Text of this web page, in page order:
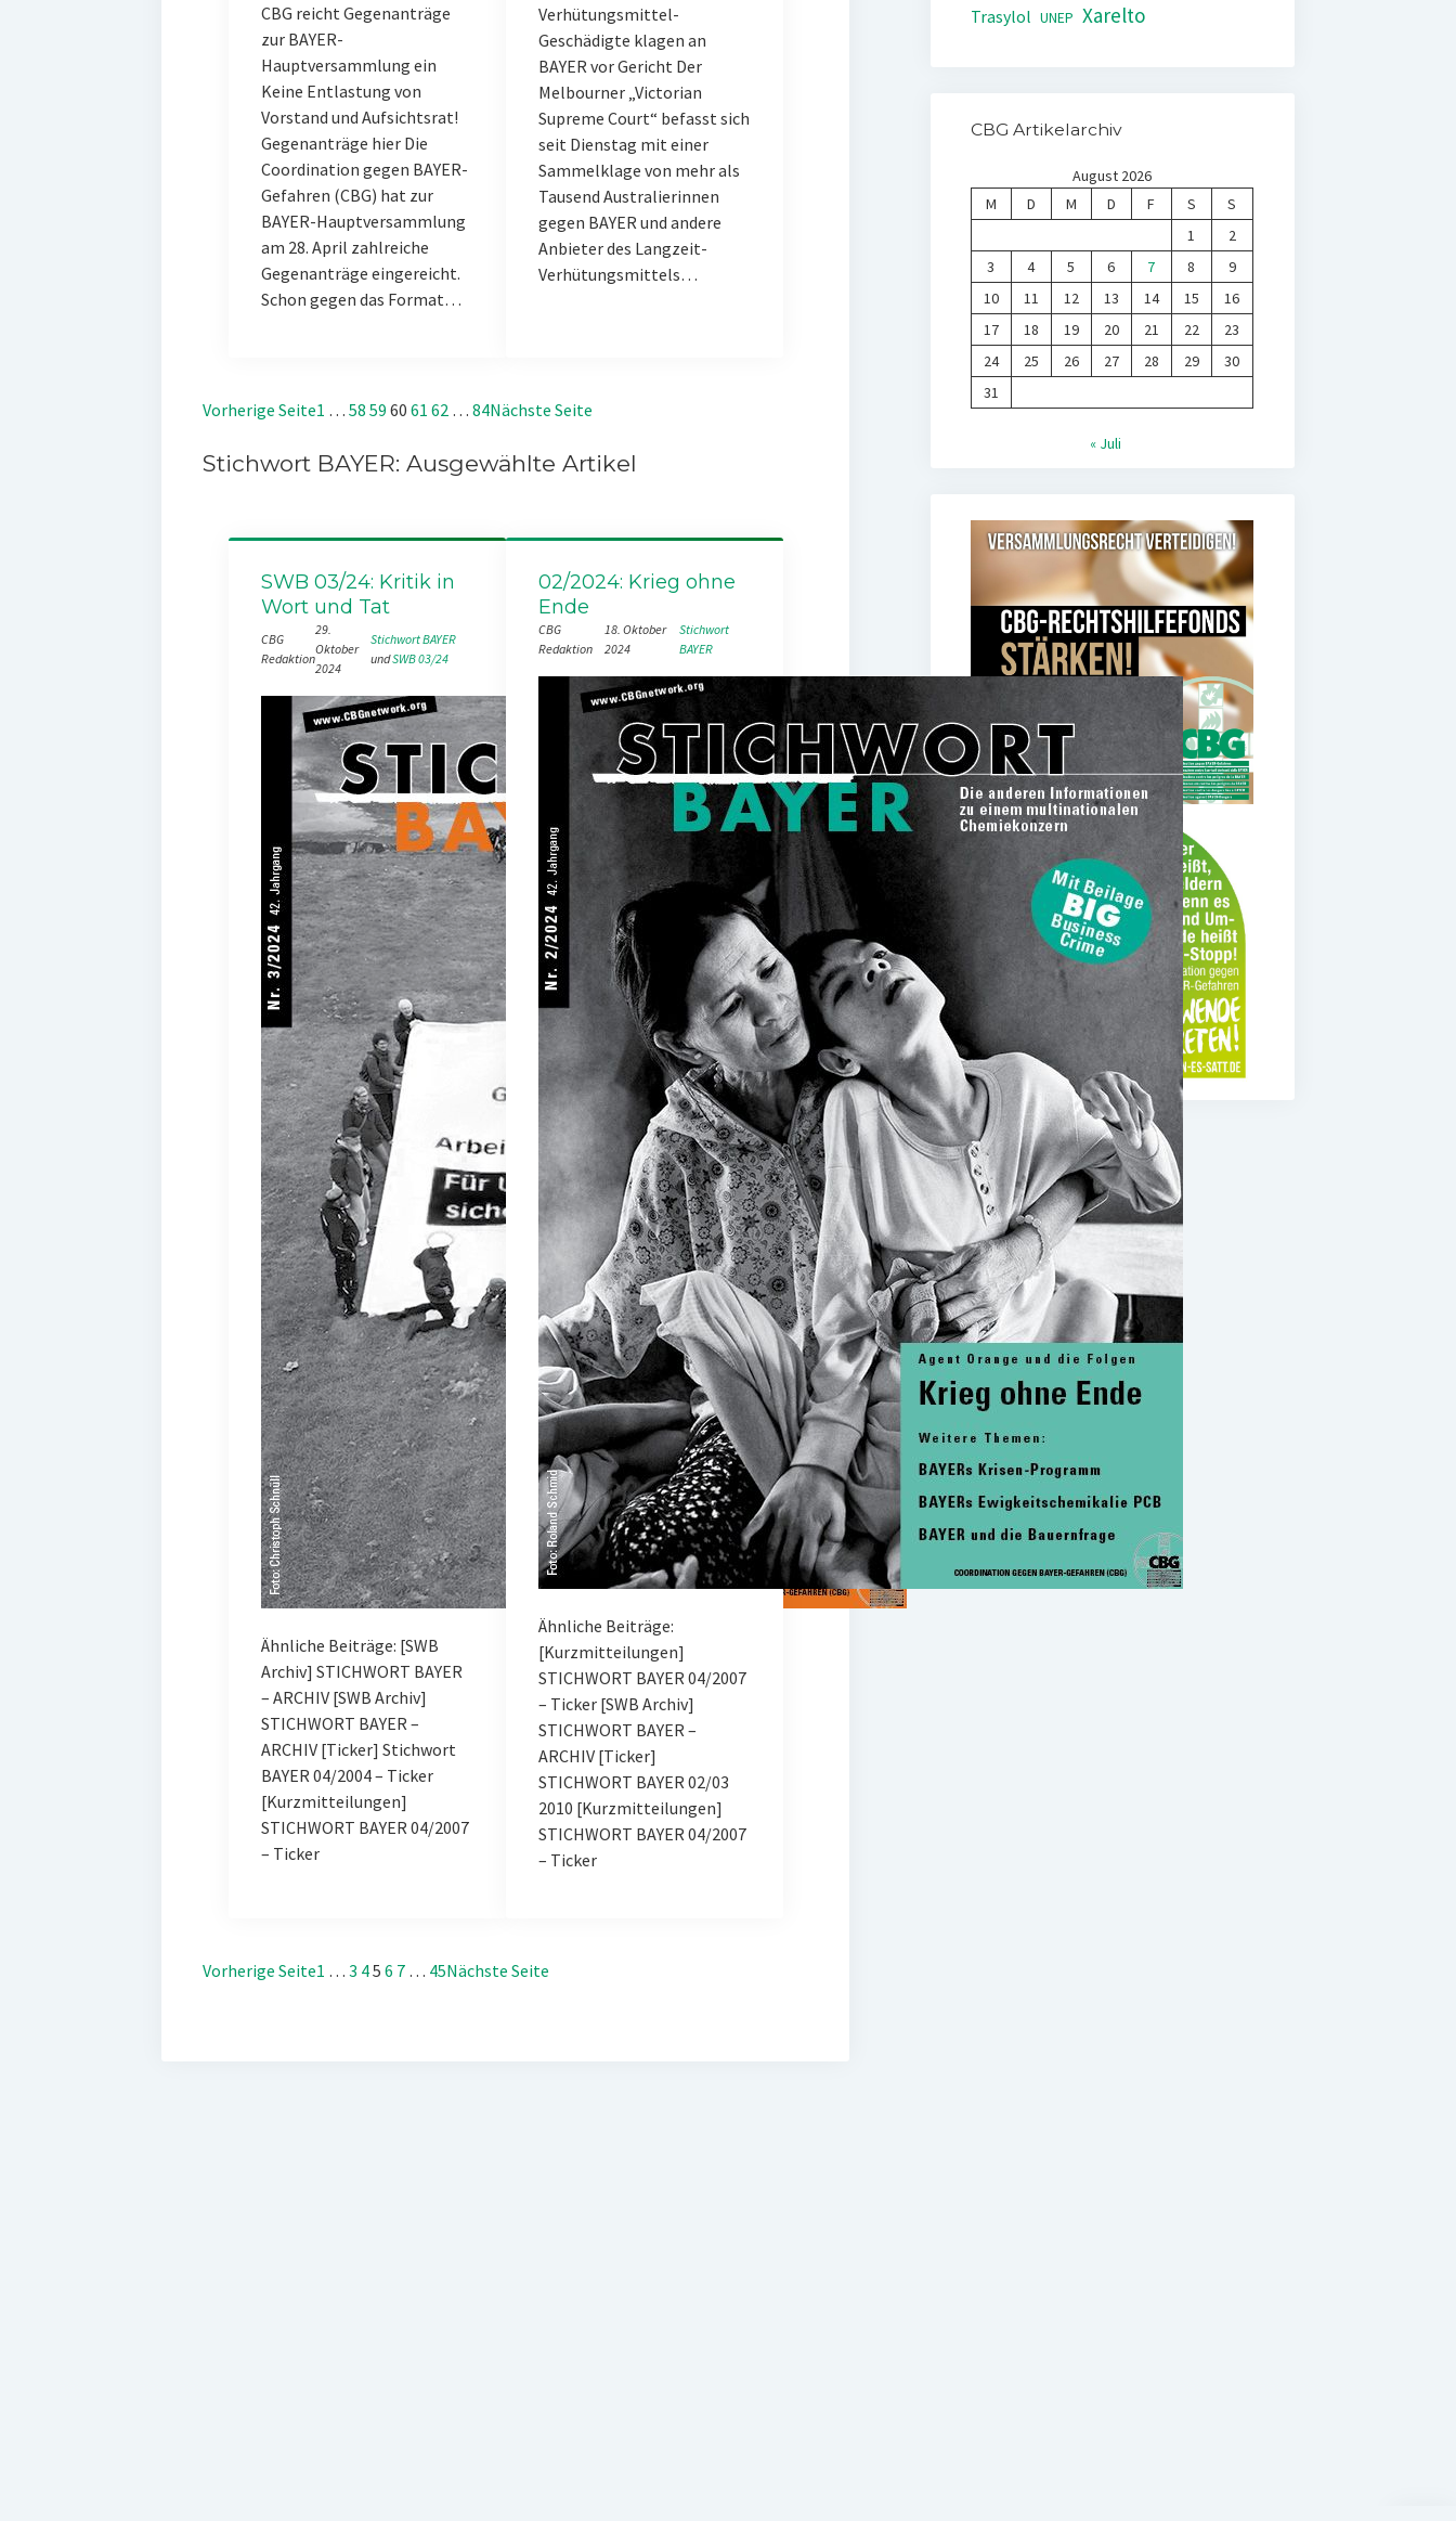
CBG reicht Gegenanträge
zur BAYER-
Hauptversammlung ein
Keine Entlastung von
Vorstand und Aufsichtsrat!
Gegenanträge hier Die
Coordination gegen BAYER-
Gefahren (CBG) hat zur
BAYER-Hauptversammlung
am 28. April zahlreiche
Gegenanträge eingereicht.
Schon gegen das Format…
Verhütungsmittel-
Geschädigte klagen an
BAYER vor Gericht Der
Melbourner „Victorian
Supreme Court“ befasst sich
seit Dienstag mit einer
Sammelklage von mehr als
Tausend Australierinnen
gegen BAYER und andere
Anbieter des Langzeit-
Verhütungsmittels…
Vorherige Seite1 … 58 59 60 61 62 … 84Nächste Seite
Stichwort BAYER: Ausgewählte Artikel
SWB 03/24: Kritik in
Wort und Tat
CBG
Redaktion
29.
Oktober
2024
Stichwort BAYER
und SWB 03/24
Ähnliche Beiträge: [SWB
Archiv] STICHWORT BAYER
– ARCHIV [SWB Archiv]
STICHWORT BAYER –
ARCHIV [Ticker] Stichwort
BAYER 04/2004 – Ticker
[Kurzmitteilungen]
STICHWORT BAYER 04/2007
– Ticker
02/2024: Krieg ohne
Ende
CBG
Redaktion
18. Oktober
2024
Stichwort
BAYER
Ähnliche Beiträge:
[Kurzmitteilungen]
STICHWORT BAYER 04/2007
– Ticker [SWB Archiv]
STICHWORT BAYER –
ARCHIV [Ticker]
STICHWORT BAYER 02/03
2010 [Kurzmitteilungen]
STICHWORT BAYER 04/2007
– Ticker
Vorherige Seite1 … 3 45 6 7 … 45Nächste Seite
Trasylol UNEP Xarelto
CBG Artikelarchiv
August 2026
M
D M D F S
S
1
2
3
4 5 6 7 8
9
10
11 12 13 14 15
16
17
18 19 20 21 22
23
24
25 26 27 28 29
30
31
« Juli